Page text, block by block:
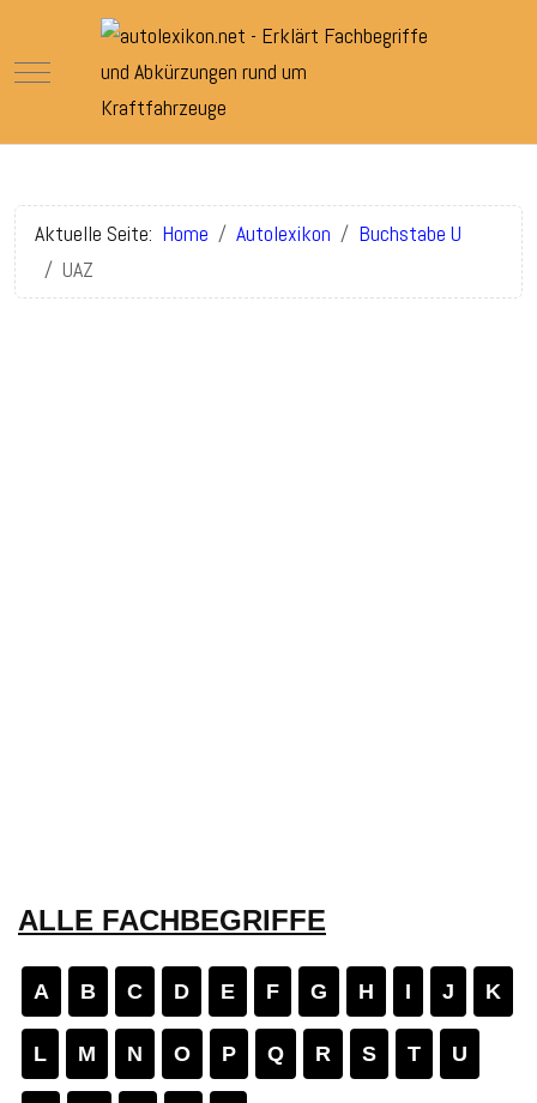
Mobile Menu Toggle
Aktuelle Seite: Home Autolexikon
Buchstabe U
UAZ
ALLE FACHBEGRIFFE
A B C D E F G H I J K
L M N O P Q R S T U